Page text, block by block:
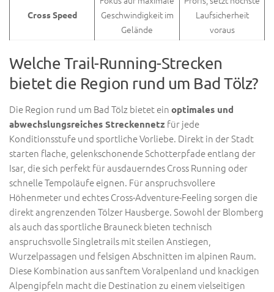
Cross Speed
Geschwindigkeit im
Gelände
Laufsicherheit
voraus
Welche Trail-Running-Strecken
bietet die Region rund um Bad Tölz?
Die Region rund um Bad Tölz bietet ein optimales und
abwechslungsreiches Streckennetz für jede
Konditionsstufe und sportliche Vorliebe. Direkt in der Stadt
starten flache, gelenkschonende Schotterpfade entlang der
Isar, die sich perfekt für ausdauerndes Cross Running oder
schnelle Tempoläufe eignen. Für anspruchsvollere
Höhenmeter und echtes Cross-Adventure-Feeling sorgen die
direkt angrenzenden Tölzer Hausberge. Sowohl der Blomberg
als auch das sportliche Brauneck bieten technisch
anspruchsvolle Singletrails mit steilen Anstiegen,
Wurzelpassagen und felsigen Abschnitten im alpinen Raum.
Diese Kombination aus sanftem Voralpenland und knackigen
Alpengipfeln macht die Destination zu einem vielseitigen